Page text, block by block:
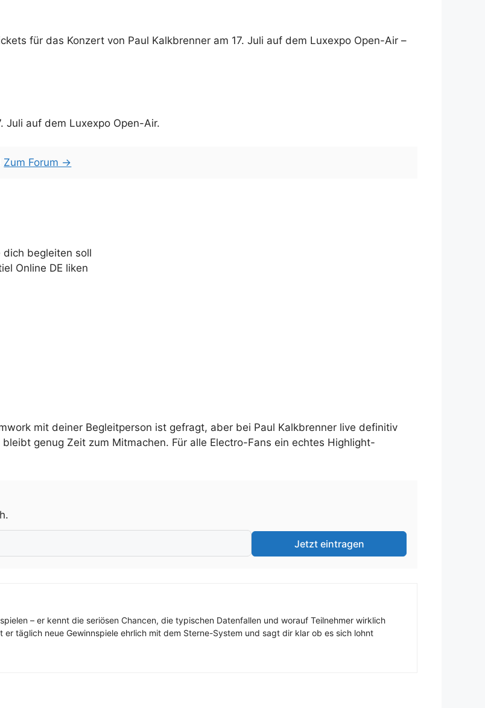
für das Konzert von Paul Kalkbrenner am 17. Juli auf dem Luxexpo Open-Air –
Juli auf dem Luxexpo Open-Air.
Zum Forum →
dich begleiten soll
Online DE liken
mit deiner Begleitperson ist gefragt, aber bei Paul Kalkbrenner live definitiv
genug Zeit zum Mitmachen. Für alle Electro-Fans ein echtes Highlight-
Jetzt eintragen
– er kennt die seriösen Chancen, die typischen Datenfallen und worauf Teilnehmer wirklich
täglich neue Gewinnspiele ehrlich mit dem Sterne-System und sagt dir klar ob es sich lohnt